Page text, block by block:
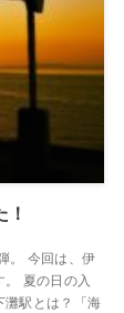
。 今回は、伊
夏の日の入
灘駅とは？「海